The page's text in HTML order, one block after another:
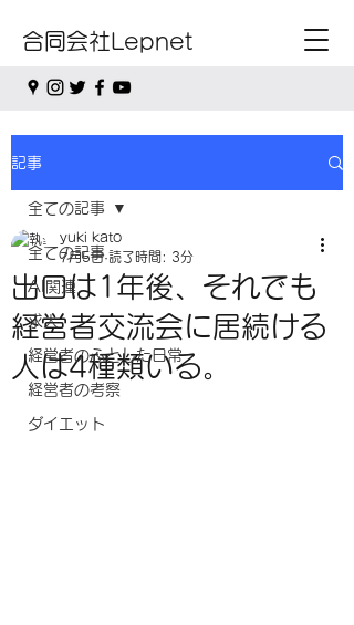
合同会社Lepnet
記事
全ての記事
AI関連
求人
経営者のふとした日常
経営者の考察
ダイエット
全ての記事
出口は1年後、それでも
経営者交流会に居続ける
人は4種類いる。
yuki kato
7月5日 読了時間: 3分